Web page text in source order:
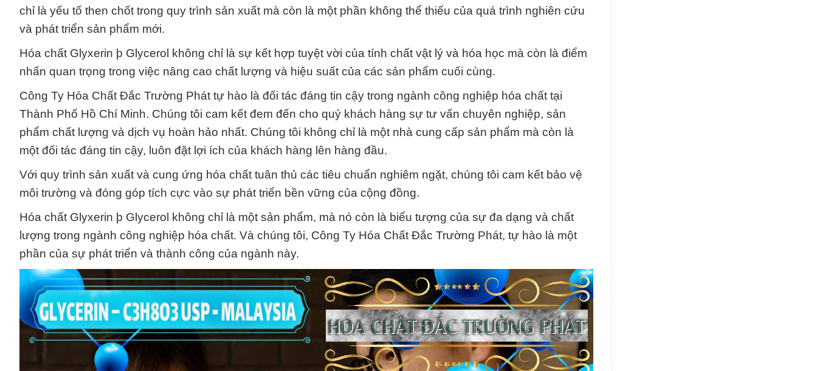
chỉ là yếu tố then chốt trong quy trình sản xuất mà còn là một phần không thể thiếu của quá trình nghiên cứu
và phát triển sản phẩm mới.
Hóa chất Glyxerin þ Glycerol không chỉ là sự kết hợp tuyệt vời của tính chất vật lý và hóa học mà còn là điểm
nhấn quan trọng trong việc nâng cao chất lượng và hiệu suất của các sản phẩm cuối cùng.
Công Ty Hóa Chất Đắc Trường Phát tự hào là đối tác đáng tin cậy trong ngành công nghiệp hóa chất tại
Thành Phố Hồ Chí Minh. Chúng tôi cam kết đem đến cho quý khách hàng sự tư vấn chuyên nghiệp, sản
phẩm chất lượng và dịch vụ hoàn hảo nhất. Chúng tôi không chỉ là một nhà cung cấp sản phẩm mà còn là
một đối tác đáng tin cậy, luôn đặt lợi ích của khách hàng lên hàng đầu.
Với quy trình sản xuất và cung ứng hóa chất tuân thủ các tiêu chuẩn nghiêm ngặt, chúng tôi cam kết bảo vệ
môi trường và đóng góp tích cực vào sự phát triển bền vững của cộng đồng.
Hóa chất Glyxerin þ Glycerol không chỉ là một sản phẩm, mà nó còn là biểu tượng của sự đa dạng và chất
lượng trong ngành công nghiệp hóa chất. Và chúng tôi, Công Ty Hóa Chất Đắc Trường Phát, tự hào là một
phần của sự phát triển và thành công của ngành này.